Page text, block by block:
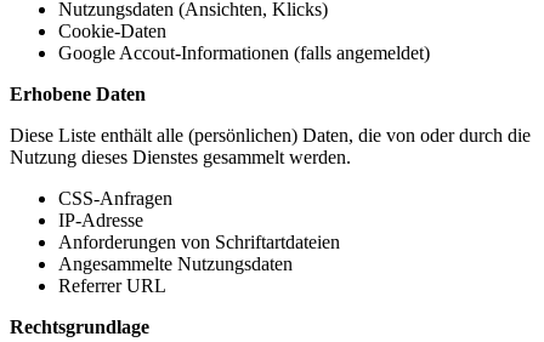
Nutzungsdaten (Ansichten, Klicks)
Cookie-Daten
Google Accout-Informationen (falls angemeldet)
Erhobene Daten
Diese Liste enthält alle (persönlichen) Daten, die von oder durch die
Nutzung dieses Dienstes gesammelt werden.
CSS-Anfragen
IP-Adresse
Anforderungen von Schriftartdateien
Angesammelte Nutzungsdaten
Referrer URL
Rechtsgrundlage